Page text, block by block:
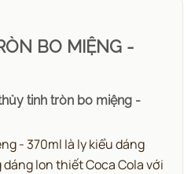
BO MIỆNG -
tinh tròn bo miệng -
- 370ml là ly kiểu dáng
lon thiết Coca Cola với